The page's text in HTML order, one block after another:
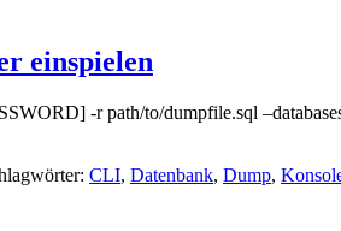
einspielen
-r path/to/dumpfile.sql
CLI, Datenbank, Dump,